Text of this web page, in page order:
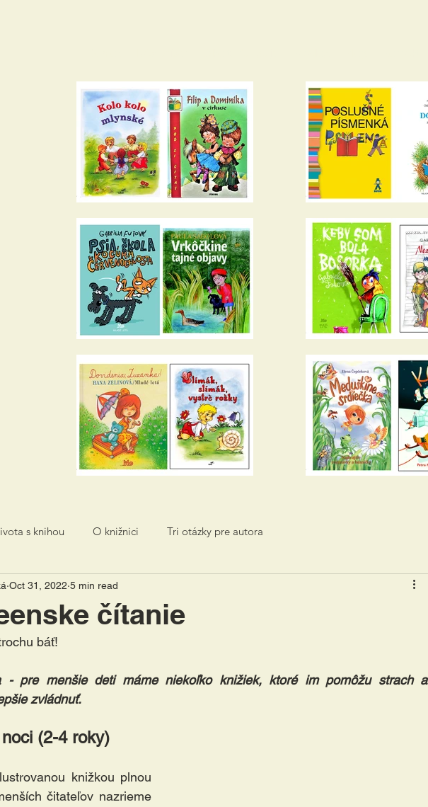
s knihou O knižnici Tri otázky pre autora
čítanie
Oct 31, 2022 5 min read
báť!
- pre menšie deti máme niekoľko knižiek, ktoré im pomôžu strach a
zvládnuť.
(2-4 roky)
knižkou plnou
čitateľov nazrieme